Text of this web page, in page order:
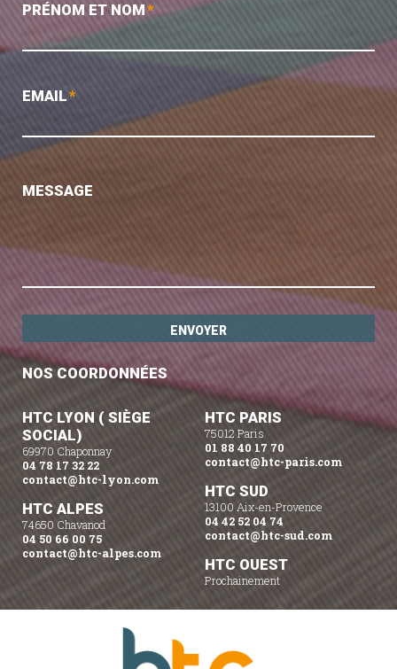
PRÉNOM ET NOM*
EMAIL*
MESSAGE
NOS COORDONNÉES
HTC LYON ( SIÈGE
SOCIAL)
69970 Chaponnay
04 78 17 32 22
contact@htc-lyon.com
HTC ALPES
74650 Chavanod
04 50 66 00 75
contact@htc-alpes.com
HTC PARIS
75012 Paris
01 88 40 17 70
contact@htc-paris.com
HTC SUD
13100 Aix-en-Provence
04 42 52 04 74
contact@htc-sud.com
HTC OUEST
Prochainement